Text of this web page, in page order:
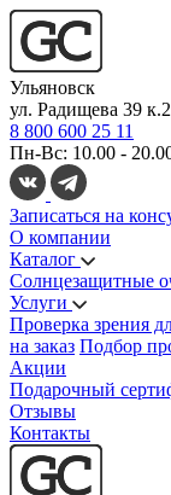
Ульяновск
ул. Радищева 39 к.2
8 800 600 25 11
Пн-Вс: 10.00 -
Записаться на
О компании
Каталог
Солнцезащитные
Услуги
Проверка зрения
на заказ Подбор
Акции
Подарочный
Отзывы
Контакты